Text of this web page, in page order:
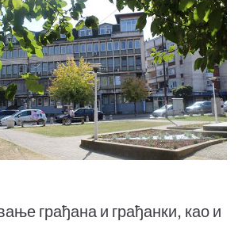
грађана и грађанки, као и